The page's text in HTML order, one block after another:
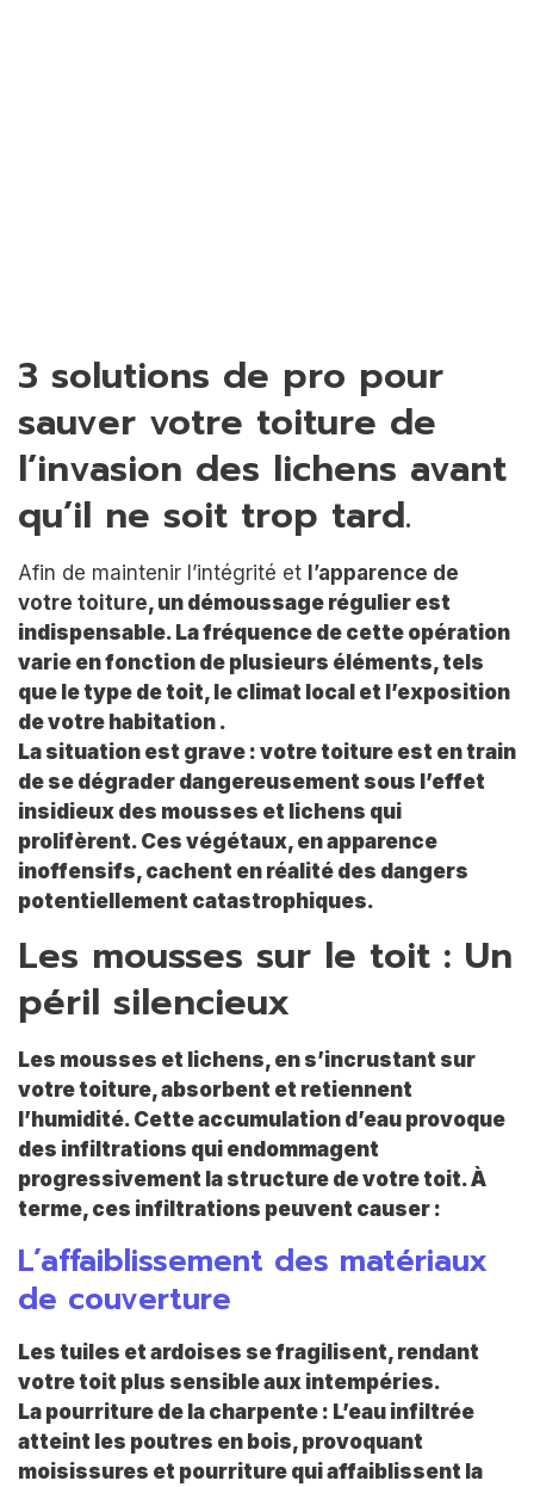
3 solutions de pro pour
sauver votre toiture de
l’invasion des lichens avant
qu’il ne soit trop tard.
Afin de maintenir l’intégrité et l’apparence de
votre toiture, un démoussage régulier est
indispensable. La fréquence de cette opération
varie en fonction de plusieurs éléments, tels
que le type de toit, le climat local et l’exposition
de votre habitation .
La situation est grave : votre toiture est en train
de se dégrader dangereusement sous l’effet
insidieux des mousses et lichens qui
prolifèrent. Ces végétaux, en apparence
inoffensifs, cachent en réalité des dangers
potentiellement catastrophiques.
Les mousses sur le toit : Un
péril silencieux
Les mousses et lichens, en s’incrustant sur
votre toiture, absorbent et retiennent
l’humidité. Cette accumulation d’eau provoque
des infiltrations qui endommagent
progressivement la structure de votre toit. À
terme, ces infiltrations peuvent causer :
L’affaiblissement des matériaux
de couverture
Les tuiles et ardoises se fragilisent, rendant
votre toit plus sensible aux intempéries.
La pourriture de la charpente : L’eau infiltrée
atteint les poutres en bois, provoquant
moisissures et pourriture qui affaiblissent la